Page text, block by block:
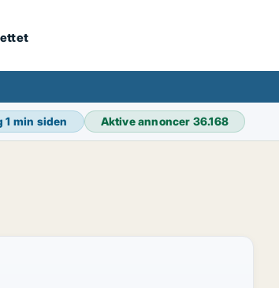
1 min siden Aktive annoncer 36.168